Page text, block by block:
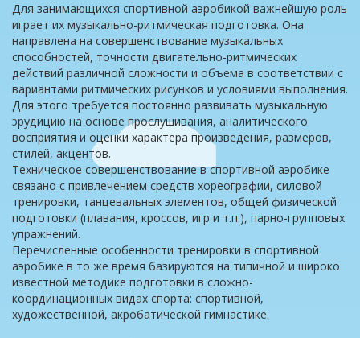
Для занимающихся спортивной аэробикой важнейшую роль
играет их музыкально-ритмическая подготовка. Она
направлена на совершенствование музыкальных
способностей, точности двигательно-ритмических
действий различной сложности и объема в соответствии с
вариантами ритмических рисунков и условиями выполнения.
Для этого требуется постоянно развивать музыкальную
эрудицию на основе прослушивания, аналитического
восприятия и оценки характера произведения, размеров,
стилей, акцентов.
Техническое совершенствование в спортивной аэробике
связано с привлечением средств хореографии, силовой
тренировки, танцевальных элементов, общей физической
подготовки (плавания, кроссов, игр и т.п.), парно-групповых
упражнений.
Перечисленные особенности тренировки в спортивной
аэробике в то же время базируются на типичной и широко
известной методике подготовки в сложно-
координационных видах спорта: спортивной,
художественной, акробатической гимнастике.